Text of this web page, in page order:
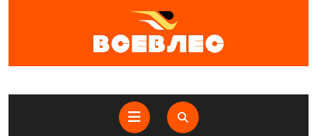
Кнопка
Открыть